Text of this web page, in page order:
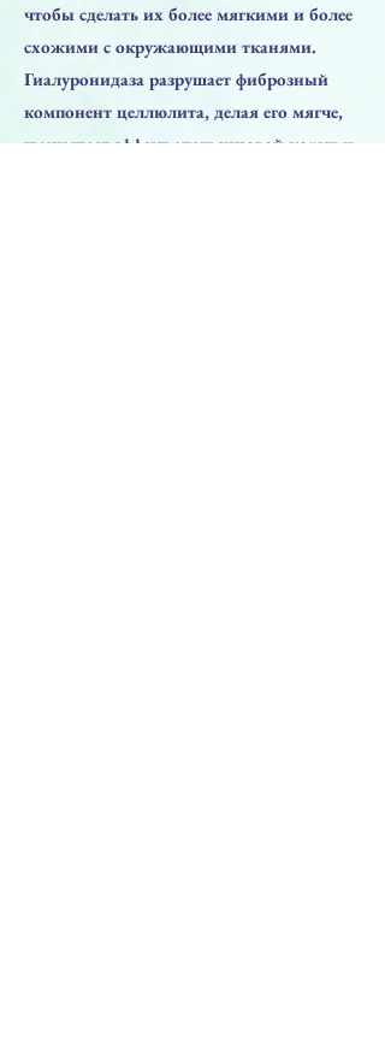
чтобы сделать их более мягкими и более
схожими с окружающими тканями.
Гиалуронидаза разрушает фиброзный
компонент целлюлита, делая его мягче,
уменьшает эффект апельсиновой корки и